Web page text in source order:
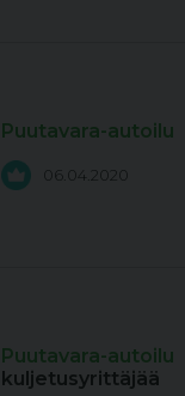
Puutavara-autoilu
06.04.2020
Puutavara-autoilu
kuljetusyrittäjää